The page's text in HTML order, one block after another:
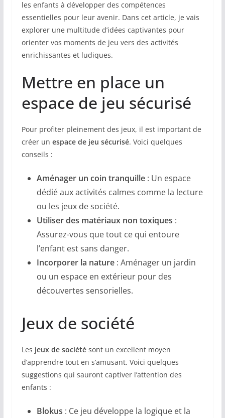
les enfants à développer des compétences
essentielles pour leur avenir. Dans cet article, je vais
explorer une multitude d’idées captivantes pour
orienter vos moments de jeu vers des activités
enrichissantes et ludiques.
Mettre en place un
espace de jeu sécurisé
Pour profiter pleinement des jeux, il est important de
créer un espace de jeu sécurisé. Voici quelques
conseils :
Aménager un coin tranquille: Un espace
dédié aux activités calmes comme la lecture
ou les jeux de société.
Utiliser des matériaux non toxiques :
Assurez-vous que tout ce qui entoure
l’enfant est sans danger.
Incorporer la nature: Aménager un jardin
ou un espace en extérieur pour des
découvertes sensorielles.
Jeux de société
Les jeux de sociétésont un excellent moyen
d’apprendre tout en s’amusant. Voici quelques
suggestions qui sauront captiver l’attention des
enfants :
Blokus : Ce jeu développe la logique et la